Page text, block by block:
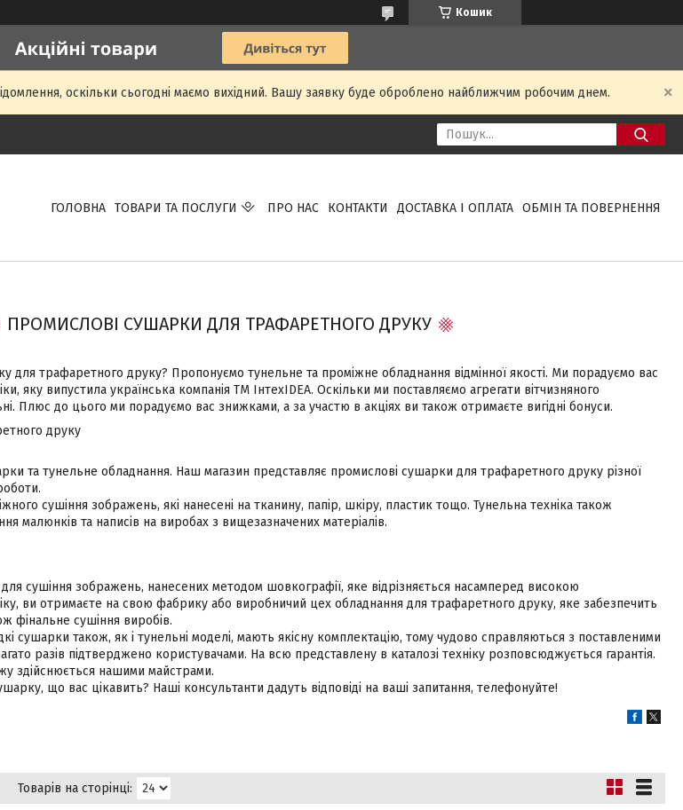
Кошик
оскільки сьогодні маємо вихідний. Вашу заявку буде оброблено найближчим робочим днем.
ГОЛОВНА ТОВАРИ ТА ПОСЛУГИ ПРО НАС КОНТАКТИ ДОСТАВКА І ОПЛАТА ОБМІН ТА ПОВЕРНЕННЯ
ПРОМИСЛОВІ СУШАРКИ ДЛЯ ТРАФАРЕТНОГО ДРУКУ
для трафаретного друку? Пропонуємо тунельне та проміжне обладнання відмінної якості. Ми порадуємо вас
яку випустила українська компанія ТМ ІнтехІDЕА. Оскільки ми поставляємо агрегати вітчизняного
Плюс до цього ми порадуємо вас знижками, а за участю в акціях ви також отримаєте вигідні бонуси.
друку
та тунельне обладнання. Наш магазин представляє промислові сушарки для трафаретного друку різної
сушіння зображень, які нанесені на тканину, папір, шкіру, пластик тощо. Тунельна техніка також
малюнків та написів на виробах з вищезазначених матеріалів.
сушіння зображень, нанесених методом шовкографії, яке відрізняється насамперед високою
ви отримаєте на свою фабрику або виробничий цех обладнання для трафаретного друку, яке забезпечить
фінальне сушіння виробів.
сушарки також, як і тунельні моделі, мають якісну комплектацію, тому чудово справляються з поставленими
разів підтверджено користувачами. На всю представлену в каталозі техніку розповсюджується гарантія.
здійснюється нашими майстрами.
що вас цікавить? Наші консультанти дадуть відповіді на ваші запитання, телефонуйте!